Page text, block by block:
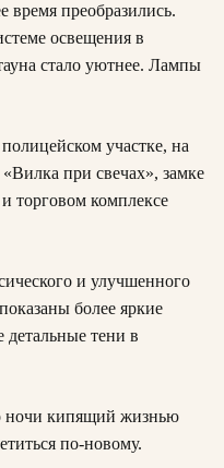
время преобразились.
освещения в
стало уютнее. Лампы
участке, на
при свечах», замке
торговом комплексе
ночи кипящий жизнью
по-новому.